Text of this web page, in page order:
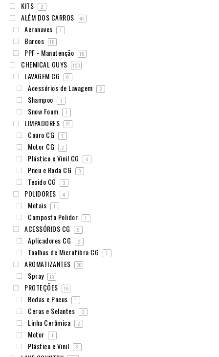
KITS 2
ALÉM DOS CARROS 41
Aeronaves 1
Barcos 10
PPF - Manutenção 10
CHEMICAL GUYS 123
LAVAGEM CG 8
Acessórios de Lavagem 2
Shampoo 1
Snow Foam 1
LIMPADORES 21
Couro CG 1
Motor CG 2
Plástico e Vinil CG 4
Pneu e Roda CG 3
Tecido CG 3
POLIDORES 4
Metais 1
Composto Polidor 1
ACESSÓRIOS CG 9
Aplicadores CG 2
Toalhas de Microfibra CG 1
AROMATIZANTES 26
Spray 13
PROTEÇÕES 16
Rodas e Pneus 1
Ceras e Selantes 3
Linha Cerâmica 2
Motor 1
Plástico e Vinil 2